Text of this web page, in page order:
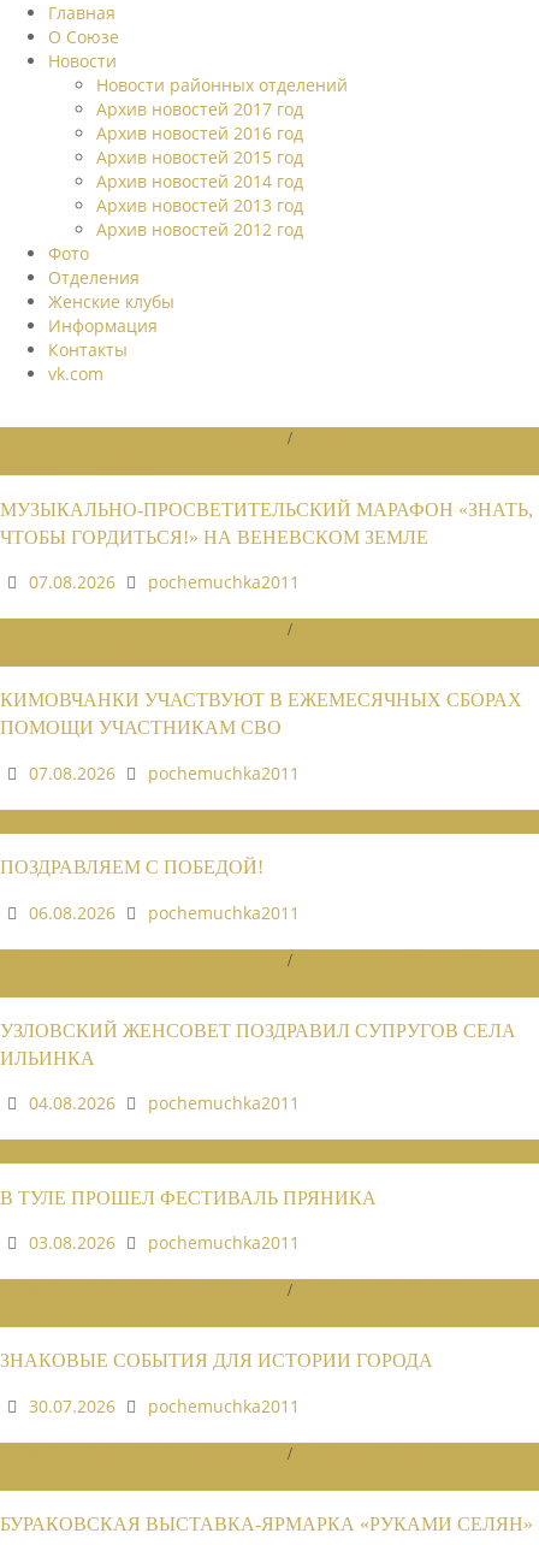
Главная
О Союзе
Новости
Новости районных отделений
Архив новостей 2017 год
Архив новостей 2016 год
Архив новостей 2015 год
Архив новостей 2014 год
Архив новостей 2013 год
Архив новостей 2012 год
Фото
Отделения
Женские клубы
Информация
Контакты
vk.com
/
МУЗЫКАЛЬНО-ПРОСВЕТИТЕЛЬСКИЙ МАРАФОН «ЗНАТЬ,
ЧТОБЫ ГОРДИТЬСЯ!» НА ВЕНЕВСКОМ ЗЕМЛЕ
07.08.2026
pochemuchka2011
/
КИМОВЧАНКИ УЧАСТВУЮТ В ЕЖЕМЕСЯЧНЫХ СБОРАХ
ПОМОЩИ УЧАСТНИКАМ СВО
07.08.2026
pochemuchka2011
ПОЗДРАВЛЯЕМ С ПОБЕДОЙ!
06.08.2026
pochemuchka2011
/
УЗЛОВСКИЙ ЖЕНСОВЕТ ПОЗДРАВИЛ СУПРУГОВ СЕЛА
ИЛЬИНКА
04.08.2026
pochemuchka2011
В ТУЛЕ ПРОШЕЛ ФЕСТИВАЛЬ ПРЯНИКА
03.08.2026
pochemuchka2011
/
ЗНАКОВЫЕ СОБЫТИЯ ДЛЯ ИСТОРИИ ГОРОДА
30.07.2026
pochemuchka2011
/
БУРАКОВСКАЯ ВЫСТАВКА-ЯРМАРКА «РУКАМИ СЕЛЯН»